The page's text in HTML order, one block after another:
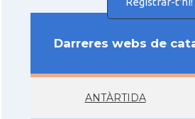
Darreres webs de
ANTÀRTIDA